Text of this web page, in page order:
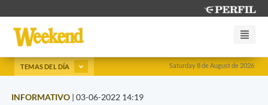
Saturday 8 de August de 2026
TEMAS DEL DÍA
INFORMATIVO | 03-06-2022 14:19